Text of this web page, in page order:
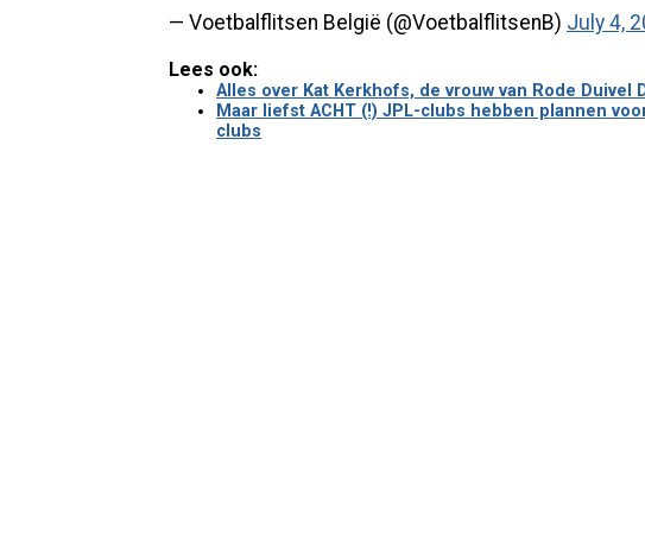
— Voetbalflitsen België (@VoetbalflitsenB) July 4,
Lees ook:
Alles over Kat Kerkhofs, de vrouw van Rode Duivel
Maar liefst ACHT (!) JPL-clubs hebben plannen
clubs